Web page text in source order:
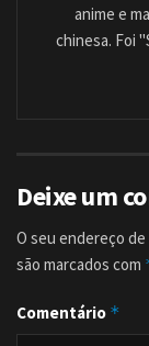
anime e
chinesa. Foi
Deixe um
O seu endereço
são marcados com
Comentário *